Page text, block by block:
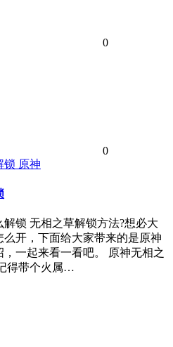
0
0
原神
解锁 无相之草解锁方法?想必大
开，下面给大家带来的是原神
一起来看一看吧。 原神无相之
得带个火属…